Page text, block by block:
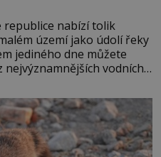
republice nabízí tolik
území jako údolí řeky
jediného dne můžete
vodních
poznáváním památek ve